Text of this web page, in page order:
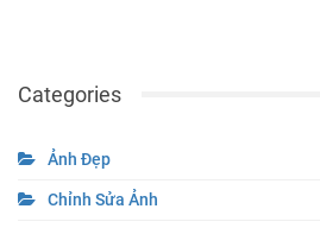
Categories
Ảnh Đẹp
Chỉnh Sửa Ảnh